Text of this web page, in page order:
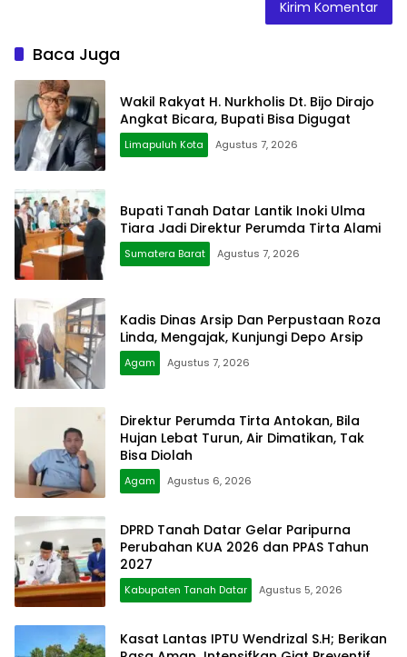
Baca Juga
Wakil Rakyat H. Nurkholis Dt. Bijo Dirajo
Angkat Bicara, Bupati Bisa Digugat
Limapuluh Kota Agustus 7, 2026
Bupati Tanah Datar Lantik Inoki Ulma
Tiara Jadi Direktur Perumda Tirta Alami
Sumatera Barat Agustus 7, 2026
Kadis Dinas Arsip Dan Perpustaan Roza
Linda, Mengajak, Kunjungi Depo Arsip
Agam Agustus 7, 2026
Direktur Perumda Tirta Antokan, Bila
Hujan Lebat Turun, Air Dimatikan, Tak
Bisa Diolah
Agam Agustus 6, 2026
DPRD Tanah Datar Gelar Paripurna
Perubahan KUA 2026 dan PPAS Tahun
2027
Kabupaten Tanah Datar Agustus 5, 2026
Kasat Lantas IPTU Wendrizal S.H; Berikan